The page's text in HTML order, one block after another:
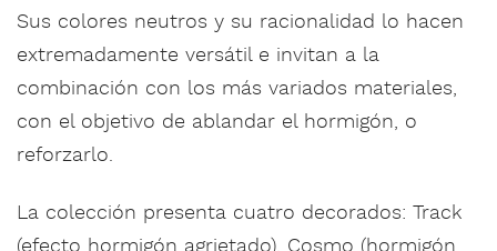
Sus colores neutros y su racionalidad lo hacen
extremadamente versátil e invitan a la
combinación con los más variados materiales,
con el objetivo de ablandar el hormigón, o
reforzarlo.‎
La colección presenta cuatro decorados: Track